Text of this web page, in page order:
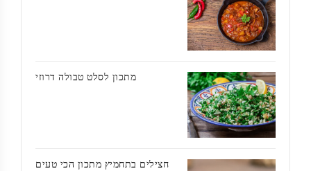
מתכון לסלט טבולה דרוזי
חצילים בתחמיץ מתכון הכי טעים